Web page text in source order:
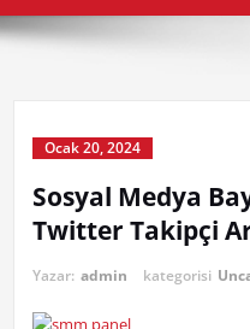
Ocak 20, 2024
Sosyal Medya
Twitter Takipçi
Yazar: admin kategorisi